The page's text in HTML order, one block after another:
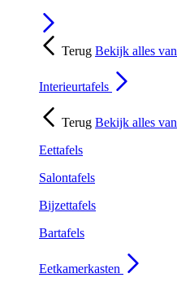
Terug Bekijk alles van
Interieurtafels
Terug Bekijk alles van
Eettafels
Salontafels
Bijzettafels
Bartafels
Eetkamerkasten